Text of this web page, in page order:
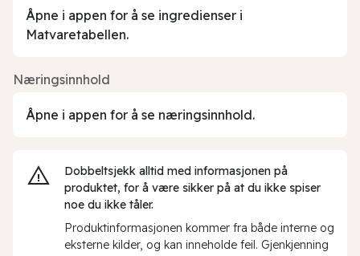
Åpne i appen for å se ingredienser i
Matvaretabellen.
Næringsinnhold
Åpne i appen for å se næringsinnhold.
Dobbeltsjekk alltid med informasjonen på
produktet, for å være sikker på at du ikke spiser
noe du ikke tåler.
Produktinformasjonen kommer fra både interne og
eksterne kilder, og kan inneholde feil. Gjenkjenning